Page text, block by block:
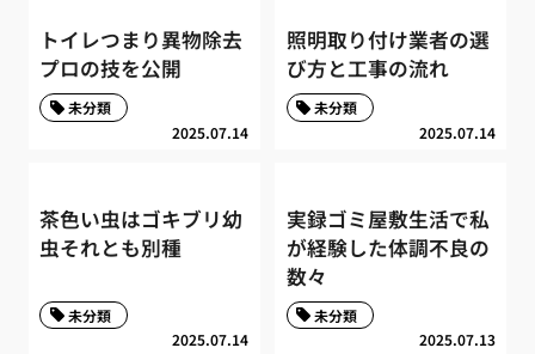
トイレつまり異物除去
プロの技を公開
2025.07.14
未分類
照明取り付け業者の選
び方と工事の流れ
2025.07.14
未分類
茶色い虫はゴキブリ幼
虫それとも別種
2025.07.14
未分類
実録ゴミ屋敷生活で私
が経験した体調不良の
数々
2025.07.13
未分類